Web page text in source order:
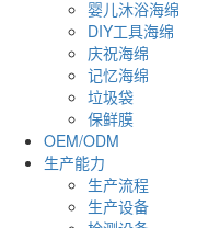
婴儿沐浴海绵
DIY工具海绵
庆祝海绵
记忆海绵
垃圾袋
保鲜膜
OEM/ODM
生产能力
生产流程
生产设备